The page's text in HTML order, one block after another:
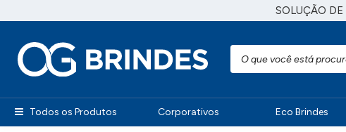
SOLUÇÃO DE
Todos os Produtos Corporativos Eco Brindes